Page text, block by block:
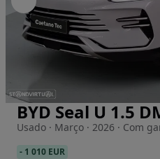
Imagem 1 de 27
BYD Seal U 1.5
Usado · Março · 2026 · Com
- 1 010 EUR